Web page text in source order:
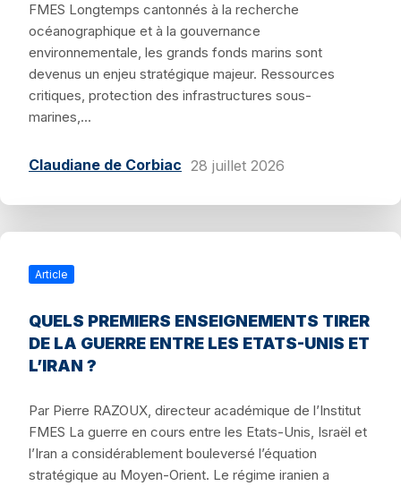
FMES Longtemps cantonnés à la recherche
océanographique et à la gouvernance
environnementale, les grands fonds marins sont
devenus un enjeu stratégique majeur. Ressources
critiques, protection des infrastructures sous-
marines,...
Claudiane de Corbiac 28 juillet 2026
Article
QUELS PREMIERS ENSEIGNEMENTS TIRER
DE LA GUERRE ENTRE LES ETATS-UNIS ET
L’IRAN ?
Par Pierre RAZOUX, directeur académique de l’Institut
FMES La guerre en cours entre les Etats-Unis, Israël et
l’Iran a considérablement bouleversé l’équation
stratégique au Moyen-Orient. Le régime iranien a